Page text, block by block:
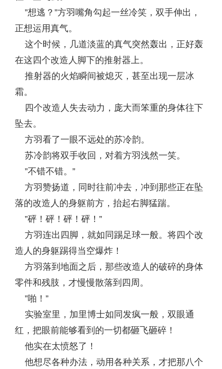
”想逃？”方羽嘴角勾起一丝冷笑，双手伸出，
正想运用真气。
这个时候，几道淡蓝的真气突然轰出，正好轰
在这四个改造人脚下的推射器上。
推射器的火焰瞬间被熄灭，甚至出现一层冰
霜。
四个改造人失去动力，庞大而笨重的身体往下
坠去。
方羽看了一眼不远处的苏冷韵。
苏冷韵将双手收回，对着方羽浅然一笑。
”不错不错。”
方羽赞扬道，同时往前冲去，冲到那些正在坠
落的改造人的身躯前方，抬起右脚猛踹。
”砰！砰！砰！砰！”
方羽连出四脚，就如同踢足球一般。将四个改
造人的身躯踢得当空爆炸！
方羽落到地面之后，那些改造人的破碎的身体
零件和残肢，才慢慢散落到四周。
”啪！”
实验室里，加里博士如同发疯一般，双眼通
红，把眼前能够看到的一切都砸飞砸碎！
他实在太愤怒了！
他想尽各种办法，动用各种关系，才把那八个